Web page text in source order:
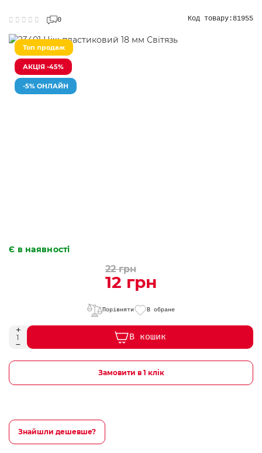
0 Код товару:81955
Топ продаж
АКЦІЯ -45%
-5% ОНЛАЙН
Є в наявності
22 грн
12 грн
Порівняти В обране
В кошик
Замовити в 1 клік
Знайшли дешевше?